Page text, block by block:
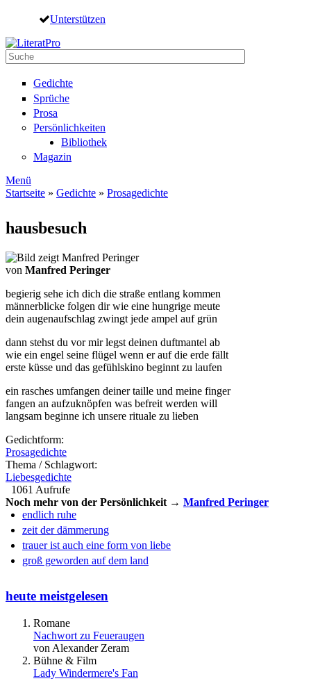
Direkt zum Inhalt
Unterstützen
Suche
Gedichte
Sprüche
Prosa
Persönlichkeiten
Bibliothek
Magazin
Menü
Startseite » Gedichte » Prosagedichte
hausbesuch
von Manfred Peringer
begierig sehe ich dich die straße entlang kommen
männerblicke folgen dir wie eine hungrige meute
dein augenaufschlag zwingt jede ampel auf grün
dann stehst du vor mir legst deinen duftmantel ab
wie ein engel seine flügel wenn er auf die erde fällt
erste küsse und das gefühlskino beginnt zu laufen
ein rasches umfangen deiner taille und meine finger
fangen an aufzuknöpfen was befreit werden will
langsam beginne ich unsere rituale zu lieben
Gedichtform:
Prosagedichte
Thema / Schlagwort:
Liebesgedichte
1061 Aufrufe
Noch mehr von der Persönlichkeit → Manfred Peringer
endlich ruhe
zeit der dämmerung
trauer ist auch eine form von liebe
groß geworden auf dem land
heute meistgelesen
Romane
Nachwort zu Feueraugen
von Alexander Zeram
Bühne & Film
Lady Windermere's Fan